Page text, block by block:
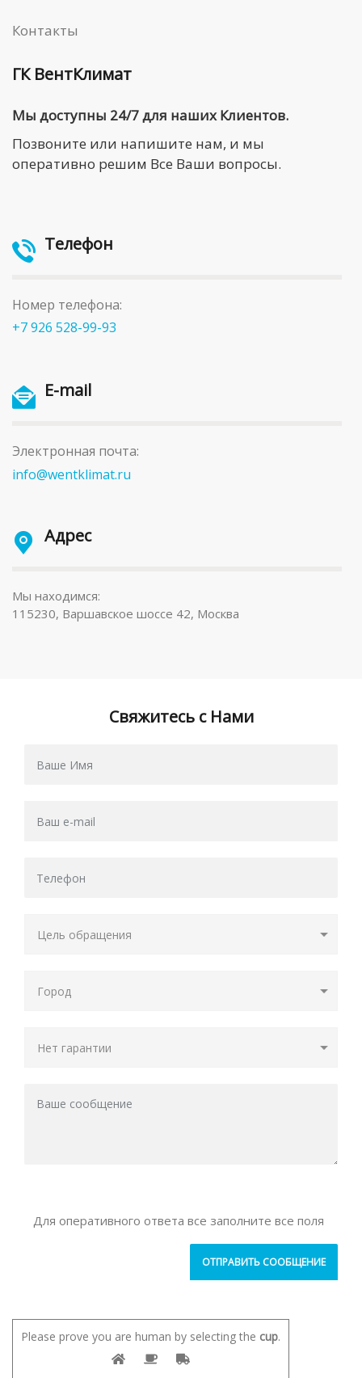
Контакты
ГК ВентКлимат
Мы доступны 24/7 для наших Клиентов.
Позвоните или напишите нам, и мы
оперативно решим Все Ваши вопросы.
Телефон
Номер телефона:
+7 926 528-99-93
E-mail
Электронная почта:
info@wentklimat.ru
Адрес
Мы находимся:
115230, Варшавское шоссе 42, Москва
Свяжитесь с Нами
Для оперативного ответа все заполните все поля
Please prove you are human by selecting the cup.